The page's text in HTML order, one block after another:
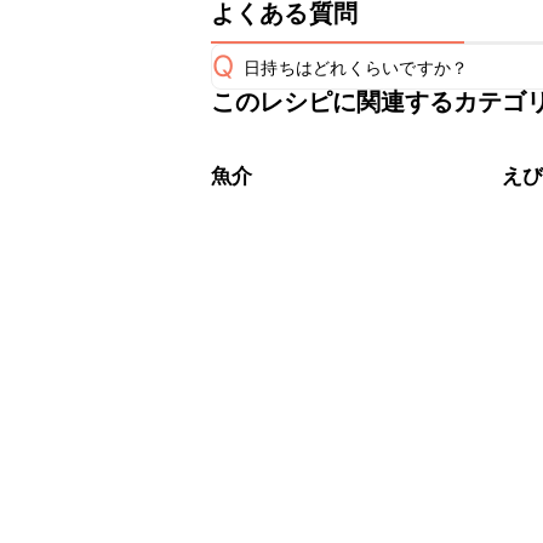
よくある質問
Q 日持ちはどれくらいですか？
保存期間は冷蔵で翌日中が目安です
※日持ちは目安です。
このレシピに関連するカテゴ
魚介 えび